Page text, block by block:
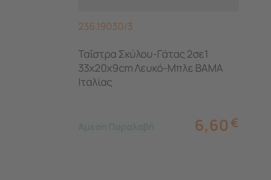
236.19030/3
Ταΐστρα Σκύλου-Γάτας 2σε1
33x20x9cm Λευκό-Μπλε BAMA
Ιταλίας
Άμεση Παραλαβή 6,60€